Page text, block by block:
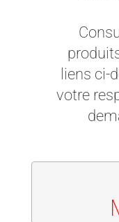
liens ci-
votre